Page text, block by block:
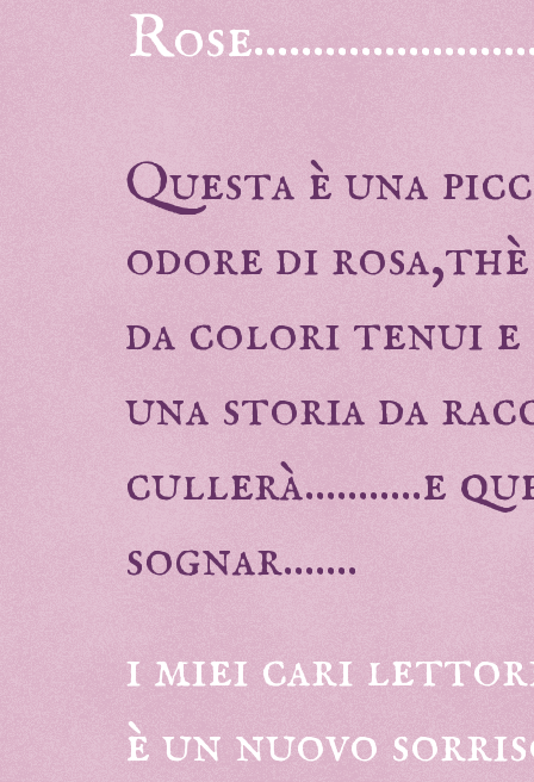
Questa è una
odore di
da colori tenui
una storia da
cullerà...........e
sognar.......
i miei cari
è un nuovo